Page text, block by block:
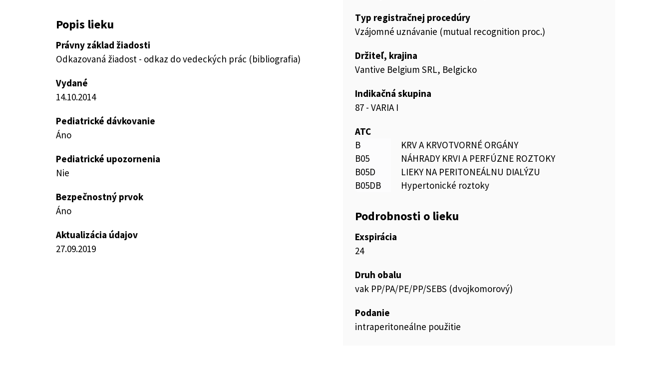
Popis lieku
Právny základ žiadosti
Odkazovaná žiadost - odkaz do vedeckých prác (bibliografia)
Vydané
14.10.2014
Pediatrické dávkovanie
Áno
Pediatrické upozornenia
Nie
Bezpečnostný prvok
Áno
Aktualizácia údajov
27.09.2019
Typ registračnej procedúry
Vzájomné uznávanie (mutual recognition proc.)
Držiteľ, krajina
Vantive Belgium SRL, Belgicko
Indikačná skupina
87 - VARIA I
ATC
B
KRV A KRVOTVORNÉ ORGÁNY
B05
NÁHRADY KRVI A PERFÚZNE ROZTOKY
B05D
LIEKY NA PERITONEÁLNU DIALÝZU
B05DB
Hypertonické roztoky
Podrobnosti o lieku
Exspirácia
24
Druh obalu
vak PP/PA/PE/PP/SEBS (dvojkomorový)
Podanie
intraperitoneálne použitie